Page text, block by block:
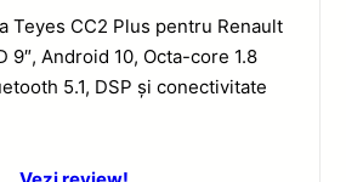
Teyes CC2 Plus pentru Renault
9″, Android 10, Octa-core 1.8
5.1, DSP și conectivitate